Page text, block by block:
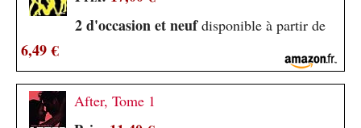
2 d'occasion et neufdisponible à partir de
6,49 €
After, Tome 1